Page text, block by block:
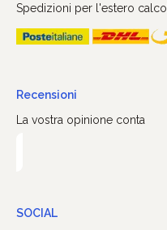
Spedizioni per l'estero
Recensioni
La vostra opinione conta
SOCIAL